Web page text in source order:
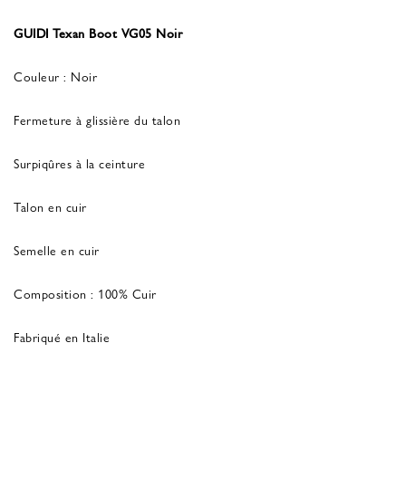
GUIDI Texan Boot VG05 Noir
Couleur : Noir
Fermeture à glissière du talon
Surpiqûres à la ceinture
Talon en cuir
Semelle en cuir
Composition : 100% Cuir
Fabriqué en Italie